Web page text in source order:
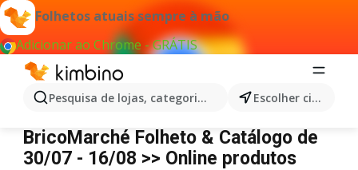
Folhetos atuais sempre à mão
Adicionar ao Chrome - GRÁTIS
Pesquisa de lojas, categorias,produtos... Escolher cidade
BricoMarché
BricoMarché Folheto & Catálogo de
30/07 - 16/08 >> Online produtos